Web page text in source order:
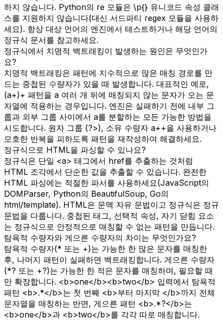
하지 않습니다. Python의 re 모듈은 \p{} 유니코드 속성 클래
스를 지원하지 않습니다(대신 서드파티 regex 모듈을 사용하
세요). 항상 대상 언어의 엔진에서 테스트하거나 해당 언어의
정규식 문서를 참고하세요.
정규식에서 치명적 백트래킹이 발생하는 원인은 무엇인가
요?
치명적 백트래킹은 패턴에 지수적으로 많은 매칭 경로를 만
드는 중첩된 수량자가 있을 때 발생합니다. 대표적인 예로,
(a+)+ 패턴을 a 여러 개 뒤에 매칭되지 않는 문자가 오는 문
자열에 적용하는 경우입니다. 엔진은 실패하기 전에 내부 그
룹과 외부 그룹 사이에서 a를 분할하는 모든 가능한 방법을
시도합니다. 원자 그룹 (?>), 소유 수량자 a++을 사용하거나
모호한 반복을 피하도록 패턴을 재작성하여 해결하세요.
정규식으로 HTML을 파싱할 수 있나요?
정규식은 단일 <a> 태그에서 href를 추출하는 것처럼
HTML 조각에서 단순한 값을 추출할 수 있습니다. 완전한
HTML 파싱에는 적절한 파서를 사용하세요(JavaScript의
DOMParser, Python의 BeautifulSoup, Go의
html/template). HTML은 문맥 자유 문법이고 정규식은 정규
문법을 다룹니다. 중첩된 태그, 선택적 속성, 자기 닫힘 요소
는 정규식으로 안정적으로 매칭할 수 없는 패턴을 만듭니다.
탐욕적 수량자와 게으른 수량자의 차이는 무엇인가요?
탐욕적 수량자(* 또는 +)는 가능한 한 많은 문자를 매칭한
후, 나머지 패턴이 실패하면 백트래킹합니다. 게으른 수량자
(*? 또는 +?)는 가능한 한 적은 문자를 매칭하며, 필요할 때
만 확장합니다. <b>one</b><b>two</b> 입력에서 탐욕적
패턴 <b>.*</b>는 첫 번째 <b>부터 마지막 </b>까지 전체
문자열을 매칭하는 반면, 게으른 패턴 <b>.*?</b>는
<b>one</b>과 <b>two</b>를 각각 따로 매칭합니다.